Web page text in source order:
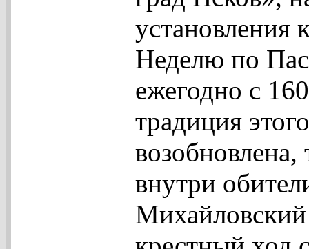
установления
Неделю по
ежегодно с
традиция
возобновлена,
внутри